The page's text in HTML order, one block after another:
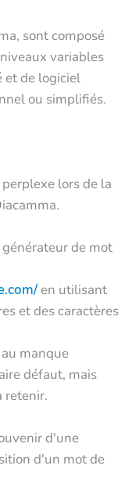
sont composé
variables
et de logiciel
ou simplifiés.
lors de la
de mot
en utilisant
et des caractères
manque
défaut, mais
retenir.
d'une
d'un mot de